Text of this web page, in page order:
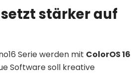
setzt stärker auf
Serie werden mit ColorOS 16
Software soll kreative